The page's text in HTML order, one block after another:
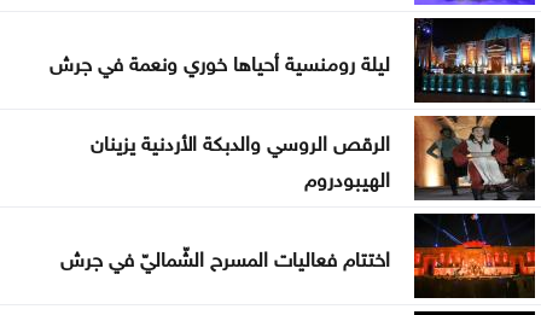
ليلة رومنسية أحياها خوري ونعمة في جرش
الرقص الروسي والدبكة الأردنية يزينان
الهيبودروم
اختتام فعاليات المسرح الشّماليّ في جرش